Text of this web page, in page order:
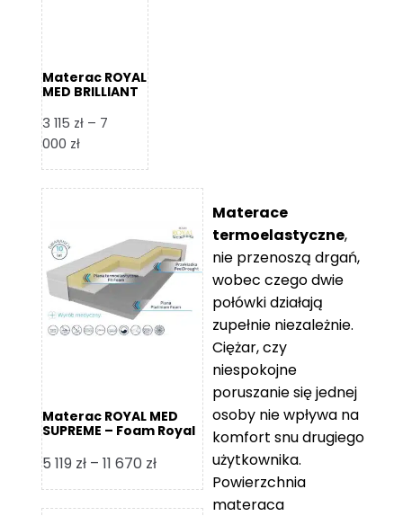
Materac ROYAL
MED BRILLIANT
3 115 zł – 7
000 złZakres
od
7
000 zł
Materac ROYAL MED
SUPREME – Foam Royal
5 119 zł – 11 670 złZakres
cen:
od
Materace
termoelastyczne,
nie przenoszą drgań,
wobec czego dwie
połówki działają
zupełnie niezależnie.
Ciężar, czy
niespokojne
poruszanie się jednej
osoby nie wpływa na
komfort snu drugiego
użytkownika.
Powierzchnia
materaca